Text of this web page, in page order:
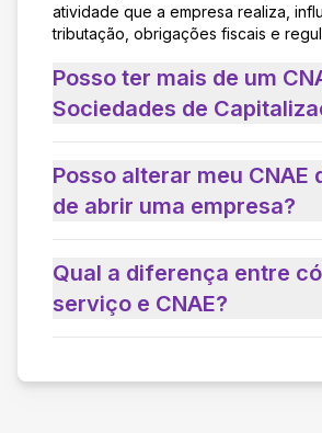
atividade que a empresa realiza,
tributação, obrigações fiscais e
Posso ter mais de um
Sociedades de
Posso alterar meu CNAE
de abrir uma empresa?
Qual a diferença entre
serviço e CNAE?